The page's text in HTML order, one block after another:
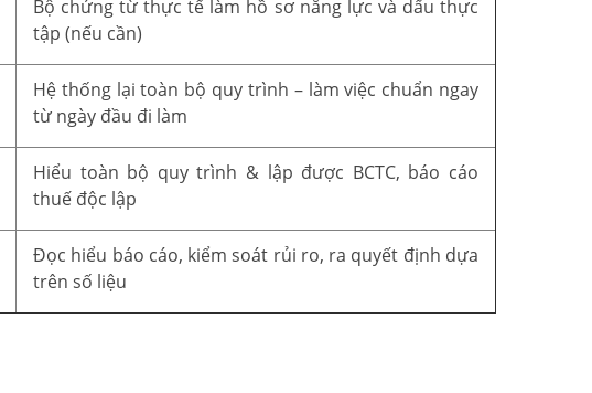
Bộ chứng từ thực tế làm hồ sơ năng lực và dấu thực
tập (nếu cần)
Hệ thống lại toàn bộ quy trình – làm việc chuẩn ngay
từ ngày đầu đi làm
Hiểu toàn bộ quy trình & lập được BCTC, báo cáo
thuế độc lập
Đọc hiểu báo cáo, kiểm soát rủi ro, ra quyết định dựa
trên số liệu